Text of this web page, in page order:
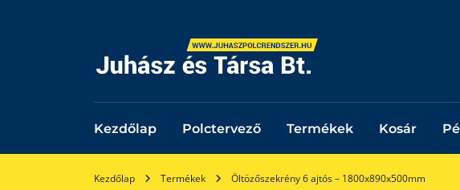
Kezdőlap Polctervező Termékek Kosár
Kezdőlap Termékek Öltözőszekrény 6 ajtós – 1800x890x500mm